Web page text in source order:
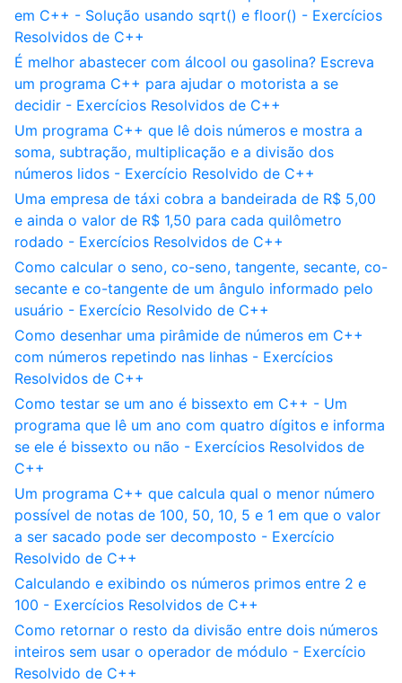
em C++ - Solução usando sqrt() e floor() - Exercícios
Resolvidos de C++
É melhor abastecer com álcool ou gasolina? Escreva
um programa C++ para ajudar o motorista a se
decidir - Exercícios Resolvidos de C++
Um programa C++ que lê dois números e mostra a
soma, subtração, multiplicação e a divisão dos
números lidos - Exercício Resolvido de C++
Uma empresa de táxi cobra a bandeirada de R$ 5,00
e ainda o valor de R$ 1,50 para cada quilômetro
rodado - Exercícios Resolvidos de C++
Como calcular o seno, co-seno, tangente, secante, co-
secante e co-tangente de um ângulo informado pelo
usuário - Exercício Resolvido de C++
Como desenhar uma pirâmide de números em C++
com números repetindo nas linhas - Exercícios
Resolvidos de C++
Como testar se um ano é bissexto em C++ - Um
programa que lê um ano com quatro dígitos e informa
se ele é bissexto ou não - Exercícios Resolvidos de
C++
Um programa C++ que calcula qual o menor número
possível de notas de 100, 50, 10, 5 e 1 em que o valor
a ser sacado pode ser decomposto - Exercício
Resolvido de C++
Calculando e exibindo os números primos entre 2 e
100 - Exercícios Resolvidos de C++
Como retornar o resto da divisão entre dois números
inteiros sem usar o operador de módulo - Exercício
Resolvido de C++